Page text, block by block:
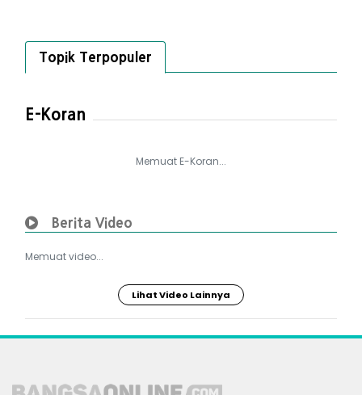
Topik Terpopuler
E-Koran
Memuat E-Koran...
Berita Video
Memuat video...
Lihat Video Lainnya